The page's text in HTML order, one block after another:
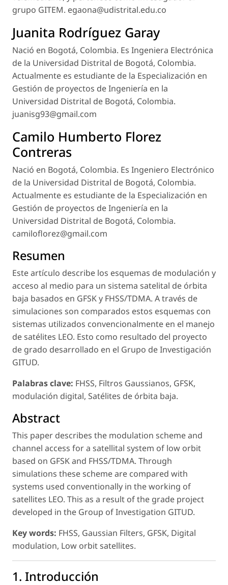
grupo GITEM. egaona@udistrital.edu.co
Juanita Rodríguez Garay
Nació en Bogotá, Colombia. Es Ingeniera Electrónica
de la Universidad Distrital de Bogotá, Colombia.
Actualmente es estudiante de la Especialización en
Gestión de proyectos de Ingeniería en la
Universidad Distrital de Bogotá, Colombia.
juanisg93@gmail.com
Camilo Humberto Florez
Contreras
Nació en Bogotá, Colombia. Es Ingeniero Electrónico
de la Universidad Distrital de Bogotá, Colombia.
Actualmente es estudiante de la Especialización en
Gestión de proyectos de Ingeniería en la
Universidad Distrital de Bogotá, Colombia.
camiloflorez@gmail.com
Resumen
Este artículo describe los esquemas de modulación y
acceso al medio para un sistema satelital de órbita
baja basados en GFSK y FHSS/TDMA. A través de
simulaciones son comparados estos esquemas con
sistemas utilizados convencionalmente en el manejo
de satélites LEO. Esto como resultado del proyecto
de grado desarrollado en el Grupo de Investigación
GITUD.
Palabras clave: FHSS, Filtros Gaussianos, GFSK,
modulación digital, Satélites de órbita baja.
Abstract
This paper describes the modulation scheme and
channel access for a satellital system of low orbit
based on GFSK and FHSS/TDMA. Through
simulations these scheme are compared with
systems used conventionally in the working of
satellites LEO. This as a result of the grade project
developed in the Group of Investigation GITUD.
Key words: FHSS, Gaussian Filters, GFSK, Digital
modulation, Low orbit satellites.
1. Introducción